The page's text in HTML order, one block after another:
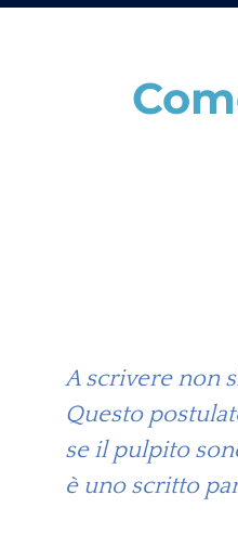
A scrivere non
Questo
se il pulpito
è uno scritto